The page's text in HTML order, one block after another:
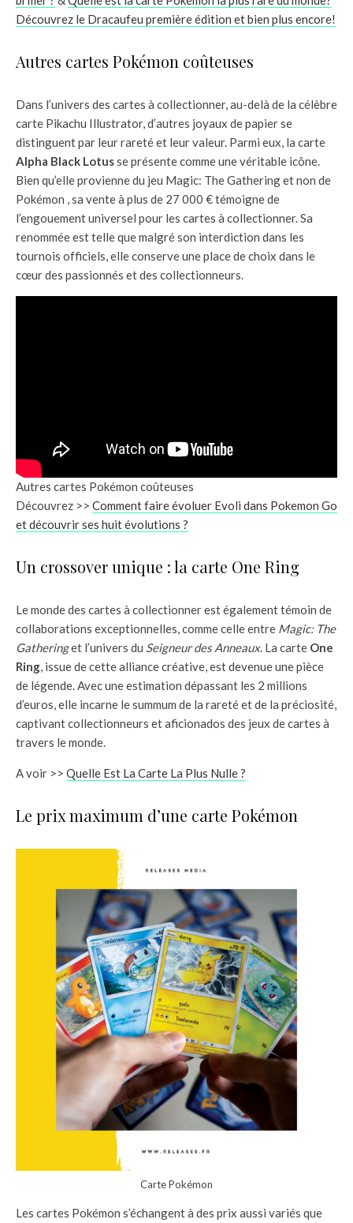
Découvrez le Dracaufeu première édition et bien plus encore!
Autres cartes Pokémon coûteuses
Dans l’univers des cartes à collectionner, au-delà de la célèbre
carte Pikachu Illustrator, d’autres joyaux de papier se
distinguent par leur rareté et leur valeur. Parmi eux, la carte
Alpha Black Lotusse présente comme une véritable icône.
Bien qu’elle provienne du jeu Magic: The Gathering et non de
Pokémon , sa vente à plus de 27 000 € témoigne de
l’engouement universel pour les cartes à collectionner. Sa
renommée est telle que malgré son interdiction dans les
tournois officiels, elle conserve une place de choix dans le
cœur des passionnés et des collectionneurs.
Autres cartes Pokémon coûteuses
Découvrez >> Comment faire évoluer Evoli dans Pokemon Go
et découvrir ses huit évolutions ?
Un crossover unique : la carte One Ring
Le monde des cartes à collectionner est également témoin de
collaborations exceptionnelles, comme celle entre Magic: The
Gatheringet l’univers du Seigneur des Anneaux. La carte One
Ring, issue de cette alliance créative, est devenue une pièce
de légende. Avec une estimation dépassant les 2 millions
d’euros, elle incarne le summum de la rareté et de la préciosité,
captivant collectionneurs et aficionados des jeux de cartes à
travers le monde.
A voir >> Quelle Est La Carte La Plus Nulle ?
Le prix maximum d’une carte Pokémon
Carte Pokémon
Les cartes Pokémon s’échangent à des prix aussi variés que